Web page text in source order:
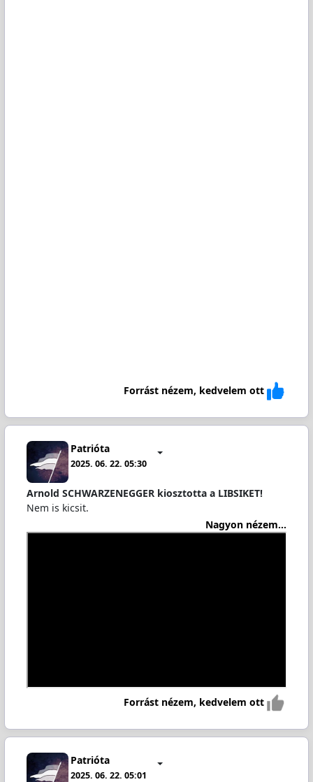
Forrást nézem, kedvelem ott
Patrióta
2025. 06. 22. 05:30
Arnold SCHWARZENEGGER kiosztotta a LIBSIKET!
Nem is kicsit.
Nagyon nézem...
Forrást nézem, kedvelem ott
Patrióta
2025. 06. 22. 05:01